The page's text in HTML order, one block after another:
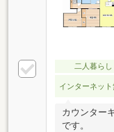
二人暮らし
インターネット
カウンター
です。